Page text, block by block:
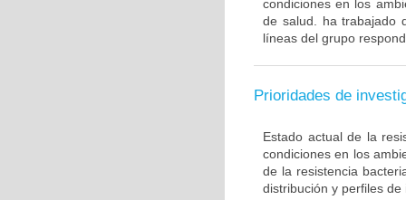
condiciones en los
de salud. ha trabajado
líneas del grupo
Prioridades de
Estado actual de la
condiciones en los
de la resistencia
distribución y perfiles de